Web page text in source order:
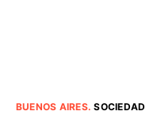
BUENOS AIRES.SOCIEDAD